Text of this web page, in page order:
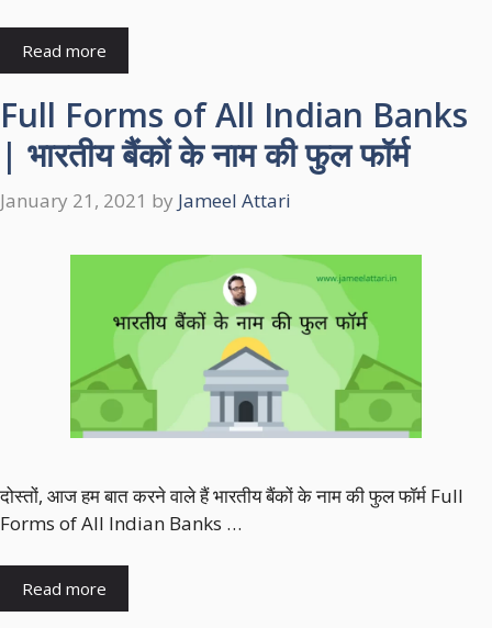
Read more
Full Forms of All Indian Banks
| भारतीय बैंकों के नाम की फुल फॉर्म
January 21, 2021 by Jameel Attari
दोस्तों, आज हम बात करने वाले हैं भारतीय बैंकों के नाम की फुल फॉर्म Full
Forms of All Indian Banks …
Read more